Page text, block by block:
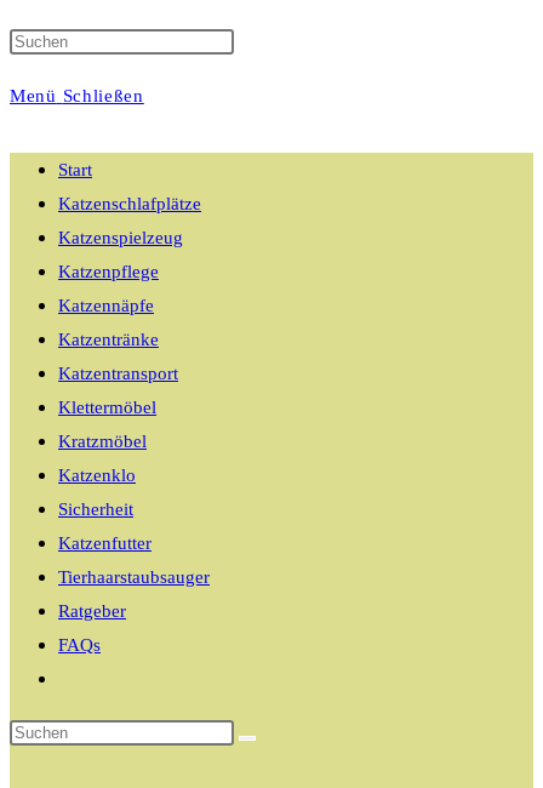
Suche
Menü Schließen
Start
Katzenschlafplätze
Katzenspielzeug
Katzenpflege
Katzennäpfe
Katzentränke
Katzentransport
Klettermöbel
Kratzmöbel
Katzenklo
Sicherheit
Katzenfutter
Tierhaarstaubsauger
Ratgeber
FAQs
umschalten